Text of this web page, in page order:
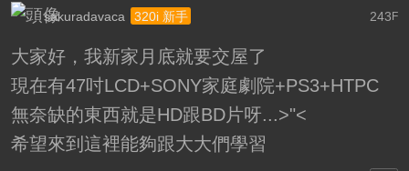
243F
sakuradavaca 320i 新手
大家好，我新家月底就要交屋了
現在有47吋LCD+SONY家庭劇院+PS3+HTPC
無奈缺的東西就是HD跟BD片呀...>"<
希望來到這裡能夠跟大大們學習